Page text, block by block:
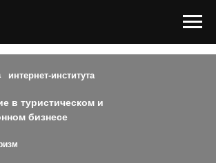
в туристическом и
бизнесе
интернет-института